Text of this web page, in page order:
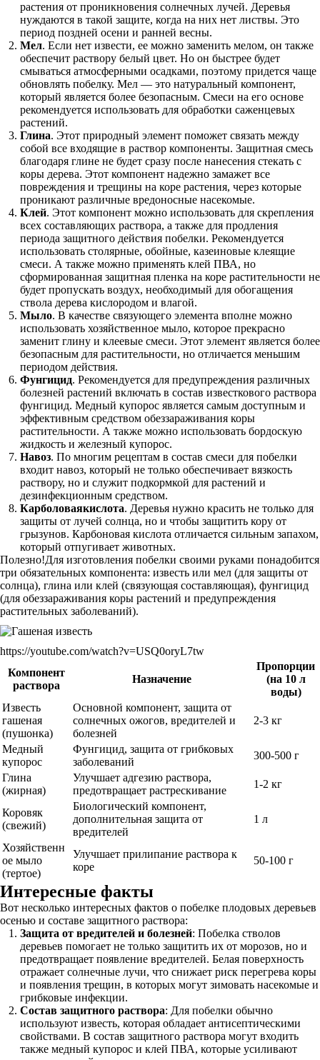
растения от проникновения солнечных лучей. Деревья
нуждаются в такой защите, когда на них нет листвы. Это
период поздней осени и ранней весны.
Мел. Если нет извести, ее можно заменить мелом, он также
обеспечит раствору белый цвет. Но он быстрее будет
смываться атмосферными осадками, поэтому придется чаще
обновлять побелку. Мел — это натуральный компонент,
который является более безопасным. Смеси на его основе
рекомендуется использовать для обработки саженцевых
растений.
Глина. Этот природный элемент поможет связать между
собой все входящие в раствор компоненты. Защитная смесь
благодаря глине не будет сразу после нанесения стекать с
коры дерева. Этот компонент надежно замажет все
повреждения и трещины на коре растения, через которые
проникают различные вредоносные насекомые.
Клей. Этот компонент можно использовать для скрепления
всех составляющих раствора, а также для продления
периода защитного действия побелки. Рекомендуется
использовать столярные, обойные, казеиновые клеящие
смеси. А также можно применять клей ПВА, но
сформированная защитная пленка на коре растительности не
будет пропускать воздух, необходимый для обогащения
ствола дерева кислородом и влагой.
Мыло. В качестве связующего элемента вполне можно
использовать хозяйственное мыло, которое прекрасно
заменит глину и клеевые смеси. Этот элемент является более
безопасным для растительности, но отличается меньшим
периодом действия.
Фунгицид. Рекомендуется для предупреждения различных
болезней растений включать в состав известкового раствора
фунгицид. Медный купорос является самым доступным и
эффективным средством обеззараживания коры
растительности. А также можно использовать бордоскую
жидкость и железный купорос.
Навоз. По многим рецептам в состав смеси для побелки
входит навоз, который не только обеспечивает вязкость
раствору, но и служит подкормкой для растений и
дезинфекционным средством.
Карболоваякислота. Деревья нужно красить не только для
защиты от лучей солнца, но и чтобы защитить кору от
грызунов. Карбоновая кислота отличается сильным запахом,
который отпугивает животных.
Полезно!Для изготовления побелки своими руками понадобится
три обязательных компонента: известь или мел (для защиты от
солнца), глина или клей (связующая составляющая), фунгицид
(для обеззараживания коры растений и предупреждения
растительных заболеваний).
https://youtube.com/watch?v=USQ0oryL7tw
Компонент
раствора
Назначение
Пропорции
(на 10 л
воды)
Известь
гашеная
(пушонка)
Основной компонент, защита от
солнечных ожогов, вредителей и
болезней
2-3 кг
Медный
купорос
Фунгицид, защита от грибковых
заболеваний
300-500 г
Глина
(жирная)
Улучшает адгезию раствора,
предотвращает растрескивание
1-2 кг
Коровяк
(свежий)
Биологический компонент,
дополнительная защита от
вредителей
1 л
Хозяйственн
ое мыло
(тертое)
Улучшает прилипание раствора к
коре
50-100 г
Интересные факты
Вот несколько интересных фактов о побелке плодовых деревьев
осенью и составе защитного раствора:
Защита от вредителей и болезней: Побелка стволов
деревьев помогает не только защитить их от морозов, но и
предотвращает появление вредителей. Белая поверхность
отражает солнечные лучи, что снижает риск перегрева коры
и появления трещин, в которых могут зимовать насекомые и
грибковые инфекции.
Состав защитного раствора: Для побелки обычно
используют известь, которая обладает антисептическими
свойствами. В состав защитного раствора могут входить
также медный купорос и клей ПВА, которые усиливают